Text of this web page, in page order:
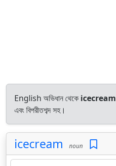
English অভিধান থেকে icecream
এবং বিপরীতশব্দ সহ।
icecream noun